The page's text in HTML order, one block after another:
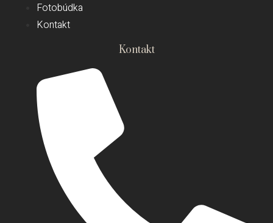
Fotobúdka
Kontakt
Kontakt